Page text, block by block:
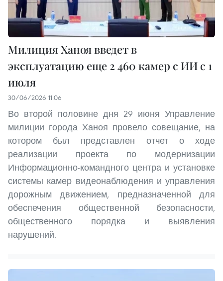
Милиция Ханоя введет в
эксплуатацию еще 2 460 камер с ИИ с 1
июля
30/06/2026 11:06
Во второй половине дня 29 июня Управление
милиции города Ханоя провело совещание, на
котором был представлен отчет о ходе
реализации проекта по модернизации
Информационно-командного центра и установке
системы камер видеонаблюдения и управления
дорожным движением, предназначенной для
обеспечения общественной безопасности,
общественного порядка и выявления
нарушений.